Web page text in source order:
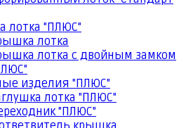
лотка "ПЛЮС"
лотка
лотка с двойным замком
изделия "ПЛЮС"
лотка "ПЛЮС"
"ПЛЮС"